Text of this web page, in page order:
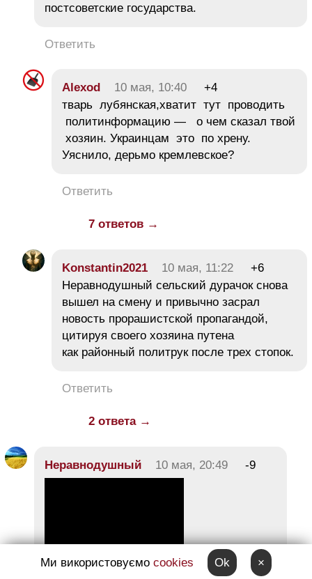
постсоветские государства.
Ответить
Alexod 10 мая, 10:40
+4
тварь лубянская,хватит тут проводить
политинформацию — о чем сказал твой
хозяин. Украинцам это по хрену.
Уяснило, дерьмо кремлевское?
Ответить
7 ответов →
Konstantin2021 10 мая, 11:22
+6
Неравнодушный сельский дурачок снова
вышел на смену и привычно засрал
новость прорашистской пропагандой,
цитируя своего хозяина путена
как районный политрук после трех стопок.
Ответить
2 ответа →
Неравнодушный 10 мая, 20:49 -9
Ми використовуємо cookies Ok ×